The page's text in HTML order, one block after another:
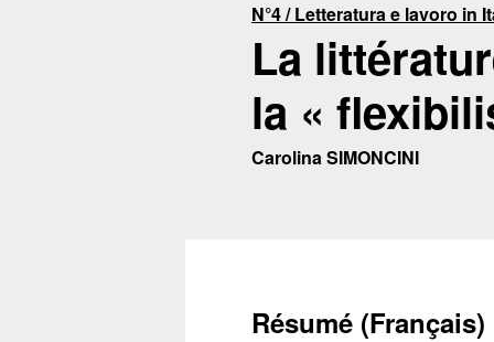
N°4 / Letteratura e lavoro in
La
la «
Carolina SIMONCINI
Résumé (Français)